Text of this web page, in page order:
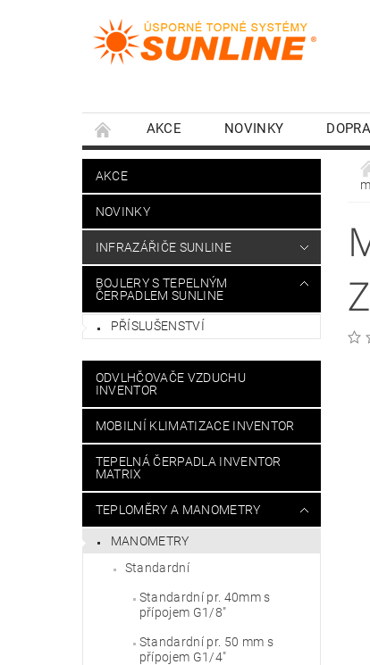
AKCE NOVINKY
AKCE
NOVINKY
INFRAZÁŘIČE SUNLINE
BOJLERY S TEPELNÝM
ČERPADLEM SUNLINE
PŘÍSLUŠENSTVÍ
ODVLHČOVAČE VZDUCHU
INVENTOR
MOBILNÍ KLIMATIZACE INVENTOR
TEPELNÁ ČERPADLA INVENTOR
MATRIX
TEPLOMĚRY A MANOMETRY
MANOMETRY
Standardní
Standardní pr. 40mm s
přípojem G1/8"
Standardní pr. 50 mm s
přípojem G1/4"